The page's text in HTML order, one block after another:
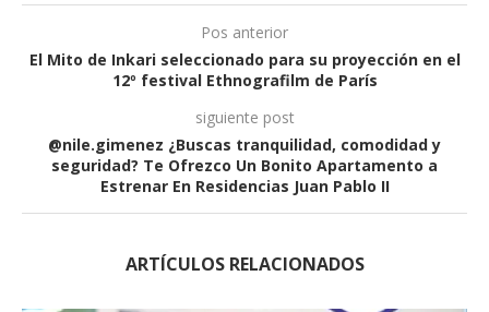
Pos anterior
El Mito de Inkari seleccionado para su proyección en el
12º festival Ethnografilm de París
siguiente post
@nile.gimenez ¿Buscas tranquilidad, comodidad y
seguridad? Te Ofrezco Un Bonito Apartamento a
Estrenar En Residencias Juan Pablo II
ARTÍCULOS RELACIONADOS